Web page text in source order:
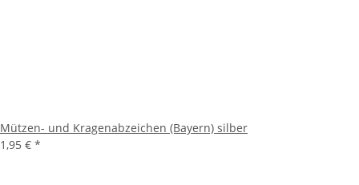
Mützen- und Kragenabzeichen (Bayern) silber
1,95 € *